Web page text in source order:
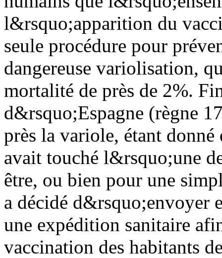
l&rsquo;apparition du
seule procédure pour
dangereuse variolisation,
mortalité de près de 2%.
d&rsquo;Espagne (règne
près la variole, étant
avait touché l&rsquo;une
être, ou bien pour une
a décidé d&rsquo;envoyer
une expédition sanitaire
vaccination des habitants